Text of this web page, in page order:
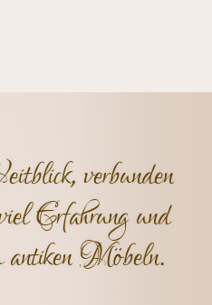
verbunden
Erfahrung und
antiken Möbeln.